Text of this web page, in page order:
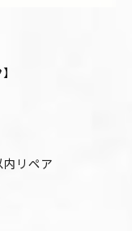
リペア